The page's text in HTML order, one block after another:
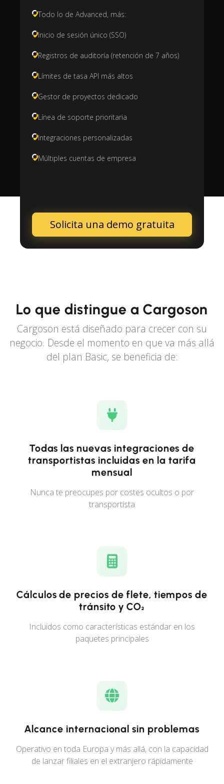
Todo lo de Advanced, más:
Inicio de sesión único (SSO)
Registros de auditoría (retención de 7 años)
Límites de tasa API más altos
Gestor de proyectos dedicado
Línea de soporte prioritaria
Integraciones personalizadas
Múltiples cuentas de empresa
Solicita una demo gratuita
Lo que distingue a Cargoson
Cargoson está diseñado para crecer con su
negocio. Desde el momento en que va más allá
del plan Basic, se beneficia de:
Todas las nuevas integraciones de
transportistas incluidas en la tarifa
mensual
Nunca te preocupes por costes ocultos o por
transportista
Cálculos de precios de flete, tiempos de
tránsito y CO₂
Incluidos como características estándar en los
paquetes principales
Alcance internacional sin problemas
Operativo en toda Europa y más allá, con la capacidad
de lanzar filiales en el extranjero rápidamente